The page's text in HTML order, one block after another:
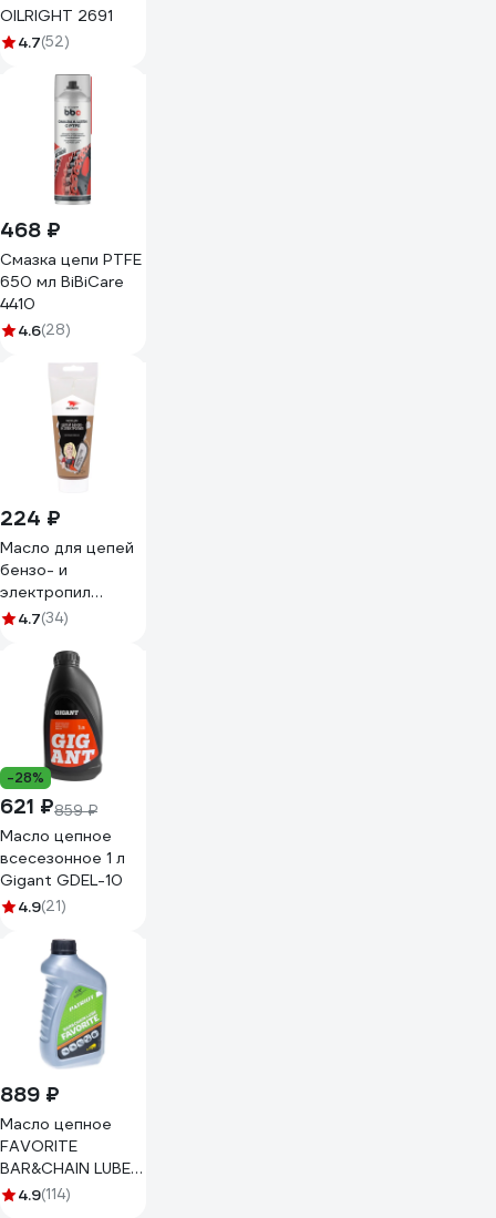
OILRIGHT 2691
4.7(52)
468 ₽
Смазка цепи PTFE
650 мл BiBiCare
4410
4.6(28)
224 ₽
Масло для цепей
бензо- и
электропил
минеральное туба
4.7(34)
-28%
621 ₽859 ₽
Масло цепное
всесезонное 1 л
Gigant GDEL-10
4.9(21)
889 ₽
Масло цепное
FAVORITE
BAR&CHAIN LUBE
(0.946 л) PATRIOT
4.9(114)